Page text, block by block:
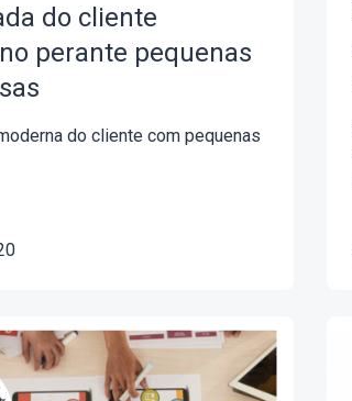
do cliente
perante pequenas
do cliente com pequenas